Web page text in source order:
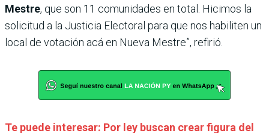
Mestre, que son 11 comunidades en total. Hicimos la
solicitud a la Justicia Electoral para que nos habiliten un
local de votación acá en Nueva Mestre”, refirió.
Te puede interesar: Por ley buscan crear figura del